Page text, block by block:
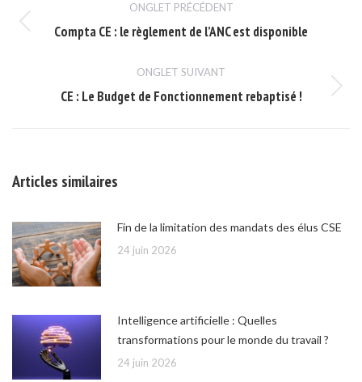
de
commentaire
ONGLET PRÉCÉDENT
Onglet
Compta CE : le règlement de l’ANC est disponible
ONGLET SUIVANT
Onglet
CE : Le Budget de Fonctionnement rebaptisé !
Articles similaires
Fin de la limitation des mandats des élus CSE
24 juin 2026
Intelligence artificielle : Quelles
transformations pour le monde du travail ?
24 juin 2026